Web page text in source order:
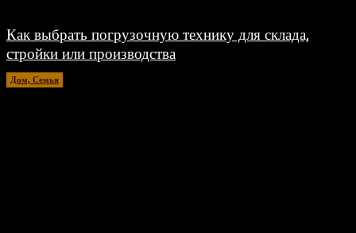
Как выбрать погрузочную технику для склада,
стройки или производства
Дом, Семья